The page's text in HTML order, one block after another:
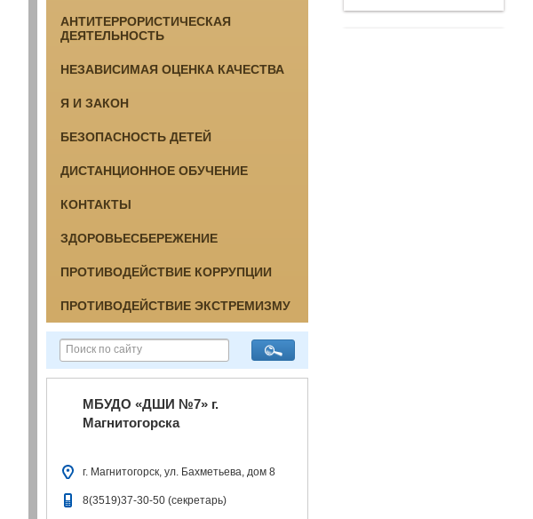
АНТИТЕРРОРИСТИЧЕСКАЯ
ДЕЯТЕЛЬНОСТЬ
НЕЗАВИСИМАЯ ОЦЕНКА КАЧЕСТВА
Я И ЗАКОН
БЕЗОПАСНОСТЬ ДЕТЕЙ
ДИСТАНЦИОННОЕ ОБУЧЕНИЕ
КОНТАКТЫ
ЗДОРОВЬЕСБЕРЕЖЕНИЕ
ПРОТИВОДЕЙСТВИЕ КОРРУПЦИИ
ПРОТИВОДЕЙСТВИЕ ЭКСТРЕМИЗМУ
МБУДО «ДШИ №7» г.
Магнитогорска
г. Магнитогорск, ул. Бахметьева, дом 8
8(3519)37-30-50 (секретарь)